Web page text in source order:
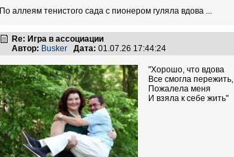
По аллеям тенистого сада с пионером гуляла вдова ...
Re: Игра в ассоциации
Автор: Busker Дата: 01.07.26 17:44:24
"Хорошо, что вдова
Все смогла пережить,
Пожалела меня
И взяла к себе жить"